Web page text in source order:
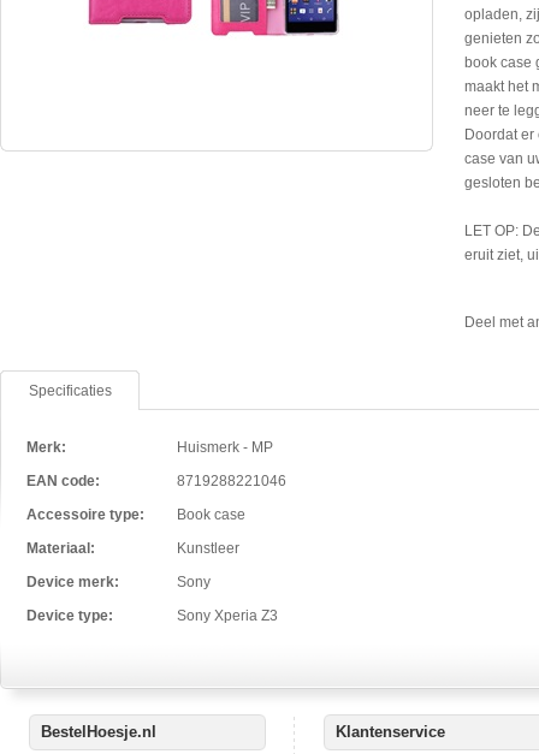
opladen,
genieten
book case
maakt het
neer te
Doordat
case van
gesloten
LET OP:
eruit ziet,
Deel met
Specificaties
Merk:
Huismerk - MP
EAN code:
8719288221046
Accessoire type:
Book case
Materiaal:
Kunstleer
Device merk:
Sony
Device type:
Sony Xperia Z3
BestelHoesje.nl Klantenservice